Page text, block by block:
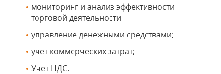
мониторинг и анализ эффективности
торговой деятельности
управление денежными средствами;
учет коммерческих затрат;
Учет НДС.